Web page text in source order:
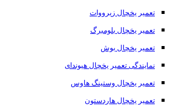
تعمیر یخچال زیرووات
تعمیر یخچال بلومبرگ
تعمیر یخچال بوش
نمایندگی تعمیر یخچال هیوندای
تعمیر یخچال وستینگ هاوس
تعمیر یخچال هاردستون